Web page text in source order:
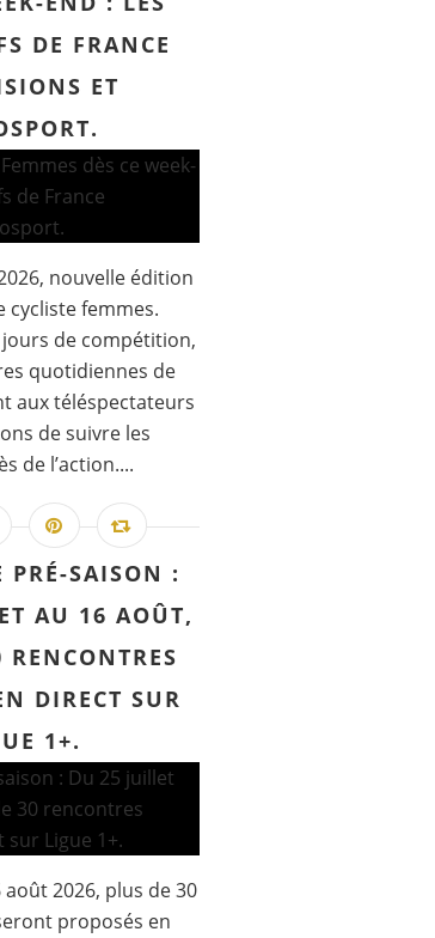
DE FRANCE
ET
nouvelle édition
cycliste femmes.
de compétition,
quotidiennes de
aux téléspectateurs
de suivre les
de l’action....
PRÉ-SAISON :
AU 16 AOÛT,
DIRECT SUR
1+.
2026, plus de 30
proposés en